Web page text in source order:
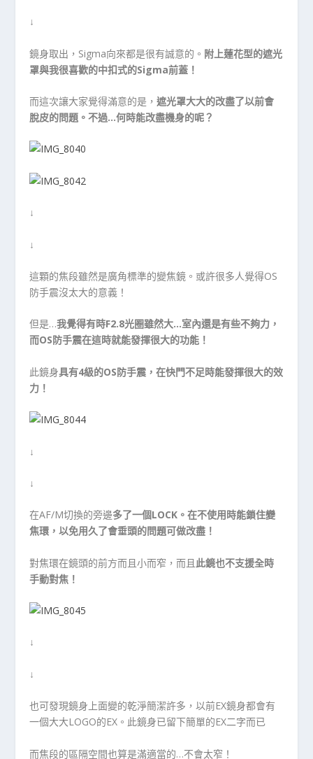
↓
鏡身取出，Sigma向來都是很有誠意的。 附上蓮花型的遮光
罩與我很喜歡的中扣式的Sigma前蓋！
而這次讓大家覺得滿意的是，遮光罩大大的改盡了以前會
脫皮的問題。不過…何時能改盡機身的呢？
↓
↓
這顆的焦段雖然是廣角標準的變焦鏡。或許很多人覺得OS
防手震沒太大的意義！
但是…我覺得有時F2.8光圈雖然大…室內還是有些不夠力，
而OS防手震在這時就能發揮很大的功能！
此鏡身具有4級的OS防手震，在快門不足時能發揮很大的效
力！
↓
↓
在AF/M切換的旁邊多了一個LOCK。在不使用時能鎖住變
焦環，以免用久了會垂頭的問題可做改盡！
對焦環在鏡頭的前方而且小而窄，而且此鏡也不支援全時
手動對焦！
↓
↓
也可發現鏡身上面變的乾淨簡潔許多，以前EX鏡身都會有
一個大大LOGO的EX。此鏡身已留下簡單的EX二字而已
而焦段的區隔空間也算是滿適當的…不會太窄！